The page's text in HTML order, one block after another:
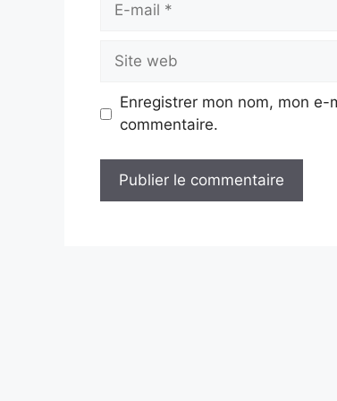
Site
web
Enregistrer mon nom, mon
commentaire.